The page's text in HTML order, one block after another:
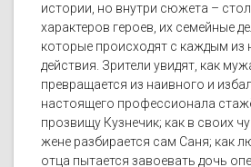
истории, но внутри сюжета –
характеров героев, их семейные
которые происходят с каждым из
действия. Зрители увидят, как
превращается из наивного и
настоящего профессионала
прозвищу Кузнечик; как в своих
жене разбирается сам Саня; как
отца пытается завоевать дочь